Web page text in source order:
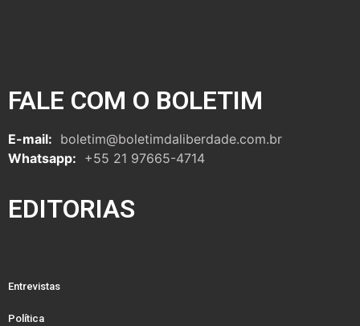
FALE COM O BOLETIM
E-mail: boletim@boletimdaliberdade.com.br
Whatsapp: +55 21 97665-4714
EDITORIAS
Entrevistas
Política